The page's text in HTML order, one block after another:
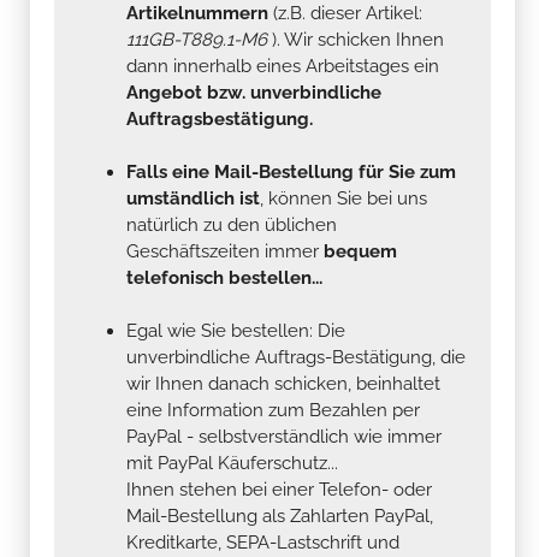
Artikelnummern (z.B. dieser Artikel:
111GB-T889.1-M6). Wir schicken Ihnen
dann innerhalb eines Arbeitstages ein
Angebot bzw. unverbindliche
Auftragsbestätigung.
Falls eine Mail-Bestellung für Sie zum
umständlich ist, können Sie bei uns
natürlich zu den üblichen
Geschäftszeiten immer bequem
telefonisch bestellen...
Egal wie Sie bestellen: Die
unverbindliche Auftrags-Bestätigung, die
wir Ihnen danach schicken, beinhaltet
eine Information zum Bezahlen per
PayPal - selbstverständlich wie immer
mit PayPal Käuferschutz...
Ihnen stehen bei einer Telefon- oder
Mail-Bestellung als Zahlarten PayPal,
Kreditkarte, SEPA-Lastschrift und